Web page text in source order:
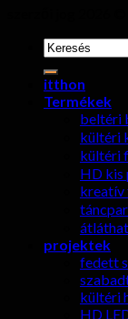
keresése:
itthon
Termékek
beltéri
kültéri
kültéri
HD kis
kreatív
projektek
fedett
kültéri
HD